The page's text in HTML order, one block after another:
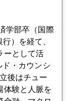
学部卒（国際
）を経て、
ーとして活
・カウンシ
後はチュー
体験と人脈を